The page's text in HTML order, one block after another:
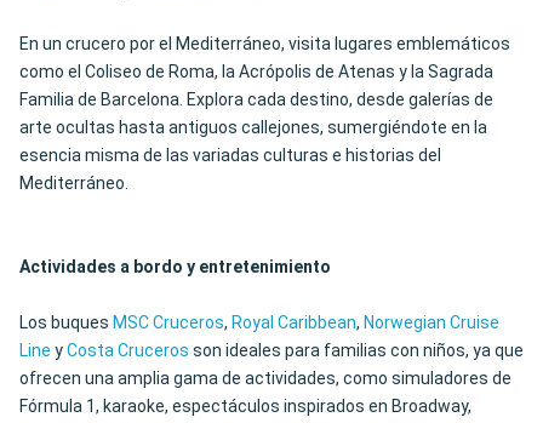
En un crucero por el Mediterráneo, visita lugares emblemáticos
como el Coliseo de Roma, la Acrópolis de Atenas y la Sagrada
Familia de Barcelona. Explora cada destino, desde galerías de
arte ocultas hasta antiguos callejones, sumergiéndote en la
esencia misma de las variadas culturas e historias del
Mediterráneo.
Actividades a bordo y entretenimiento
Los buques MSC Cruceros, Royal Caribbean, Norwegian Cruise
Line yCosta Cruceros son ideales para familias con niños, ya que
ofrecen una amplia gama de actividades, como simuladores de
Fórmula 1, karaoke, espectáculos inspirados en Broadway,